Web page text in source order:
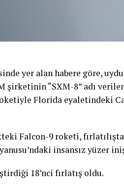
yer alan habere göre, uydu
“SXM-8” adı
Florida eyaletindeki
Falcon-9 roketi,
insansız yüzer
18’nci fırlatış oldu.